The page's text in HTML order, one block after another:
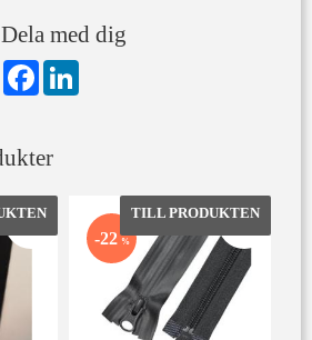
Dela med dig
F
o
k
L
Lägg till i favoriter
22 % Lägg till